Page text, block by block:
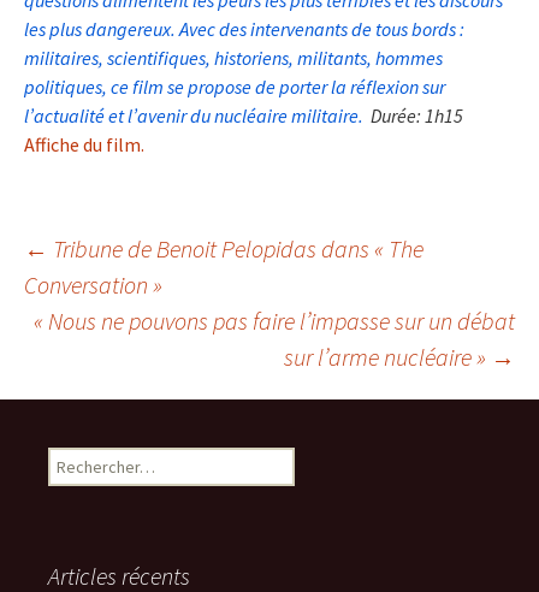
les plus dangereux. Avec des intervenants de tous bords :
militaires, scientifiques, historiens, militants, hommes
politiques, ce film se propose de porter la réflexion sur
l’actualité et l’avenir du nucléaire militaire. Durée: 1h15
Affiche du film.
Navigation
des
← Tribune de Benoit Pelopidas dans « The
Conversation »
« Nous ne pouvons pas faire l’impasse sur un débat
sur l’arme nucléaire » →
Rechercher :
Articles récents